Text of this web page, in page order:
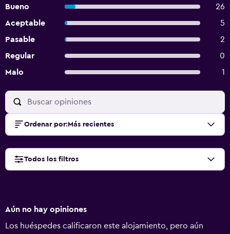
Bueno
26
Aceptable
5
Pasable
2
Regular
0
Malo
1
Ordenar por: Más recientes
Todos los filtros
Aún no hay opiniones
Los huéspedes calificaron este alojamiento, pero aún